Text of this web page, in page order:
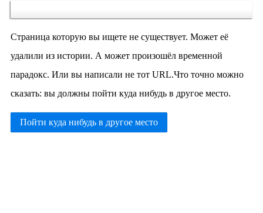
Страница которую вы ищете не существует. Может её
удалили из истории. А может произошёл временной
парадокс. Или вы написали не тот URL.Что точно можно
сказать: вы должны пойти куда нибудь в другое место.
Пойти куда нибудь в другое место